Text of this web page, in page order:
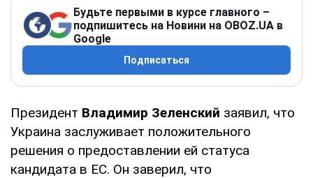
Будьте первыми в курсе главного –
подпишитесь на Новини на OBOZ.UA в
Google
Подписаться
Президент Владимир Зеленский заявил, что
Украина заслуживает положительного
решения о предоставлении ей статуса
кандидата в ЕС. Он заверил, что